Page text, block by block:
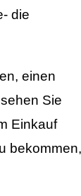
die
einen
Sie
Einkauf
bekommen,